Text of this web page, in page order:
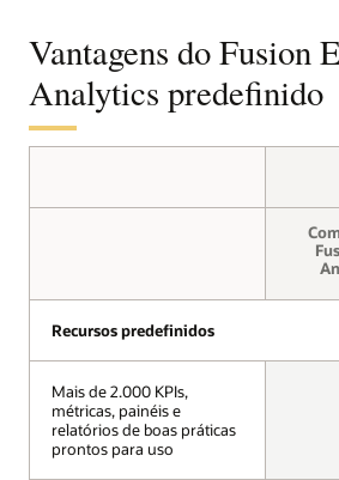
Vantagens do Fusion
Analytics predefinido
Recursos predefinidos
Mais de 2.000 KPIs,
métricas, painéis e
relatórios de boas práticas
prontos para uso
Recursos predefinidos
Mais de 2.000 KPIs,
métricas, painéis e
relatórios de boas práticas
prontos para uso